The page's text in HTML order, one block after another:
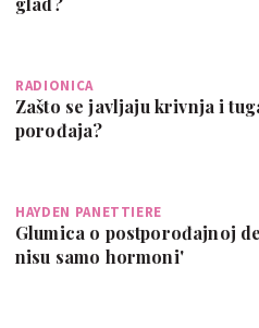
RADIONICA
Zašto se javljaju krivnja i
porođaja?
HAYDEN PANETTIERE
Glumica o postporođajnoj
nisu samo hormoni'